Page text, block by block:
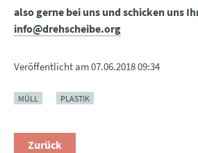
also gerne bei uns und schicken uns
info@drehscheibe.org
Veröffentlicht am07.06.2018 09:34
MÜLL PLASTIK
Zurück